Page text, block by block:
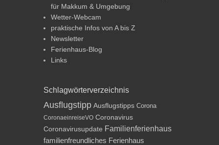
für Makkum & Umgebung
Wetter-Webcam
praktische Infos von A bis Z
Newsletter
Ferienhaus-Blog
Links
Schlagwörterverzeichnis
Ausflugstipp Ausflugstipps Corona
CoronaeinreiseVO Coronavirus
Coronavirusupdate Familienferienhaus
familienfreundliches Ferienhaus